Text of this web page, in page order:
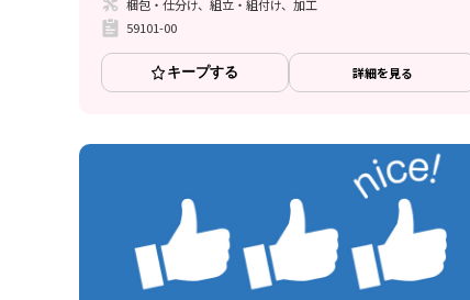
梱包・仕分け、組立・組付け、加工
59101-00
キープする 詳細を見る